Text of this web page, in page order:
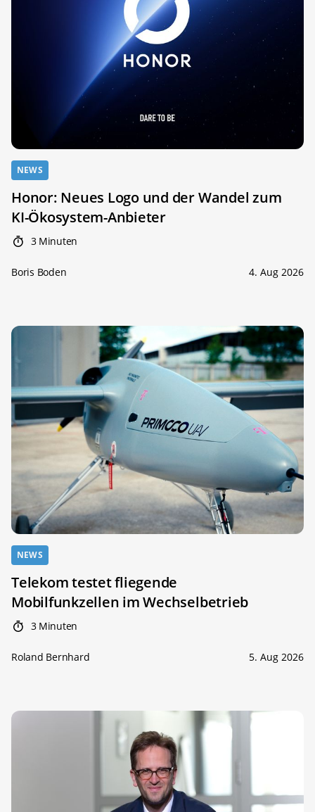
NEWS
Honor: Neues Logo und der Wandel zum
KI-Ökosystem-Anbieter
3 Minuten
Boris Boden 4. Aug 2026
NEWS
Telekom testet fliegende
Mobilfunkzellen im Wechselbetrieb
3 Minuten
Roland Bernhard 5. Aug 2026